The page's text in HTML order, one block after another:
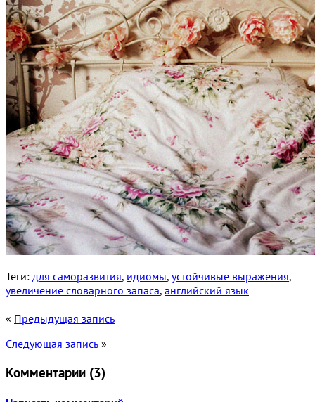
Теги: для саморазвития, идиомы, устойчивые выражения,
увеличение словарного запаса, английский язык
« Предыдущая запись
Следующая запись »
Комментарии (3)